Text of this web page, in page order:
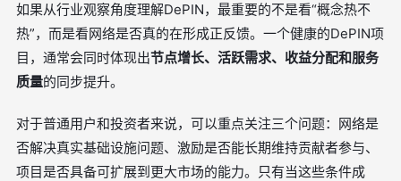
如果从行业观察角度理解DePIN，最重要的不是看“概念热不
热”，而是看网络是否真的在形成正反馈。一个健康的DePIN项
目，通常会同时体现出节点增长、活跃需求、收益分配和服务
质量的同步提升。
对于普通用户和投资者来说，可以重点关注三个问题：网络是
否解决真实基础设施问题、激励是否能长期维持贡献者参与、
项目是否具备可扩展到更大市场的能力。只有当这些条件成